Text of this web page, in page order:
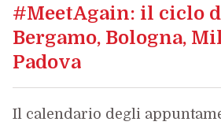
#MeetAgain: il ciclo
Bergamo, Bologna,
Padova
Il calendario degli